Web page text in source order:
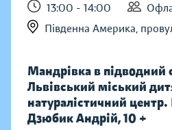
13:00 - 14:00
Південна Америка,
Мандрівка в підводний
Львівський міський
натуралістичний
Дзюбик Андрій, 10 +